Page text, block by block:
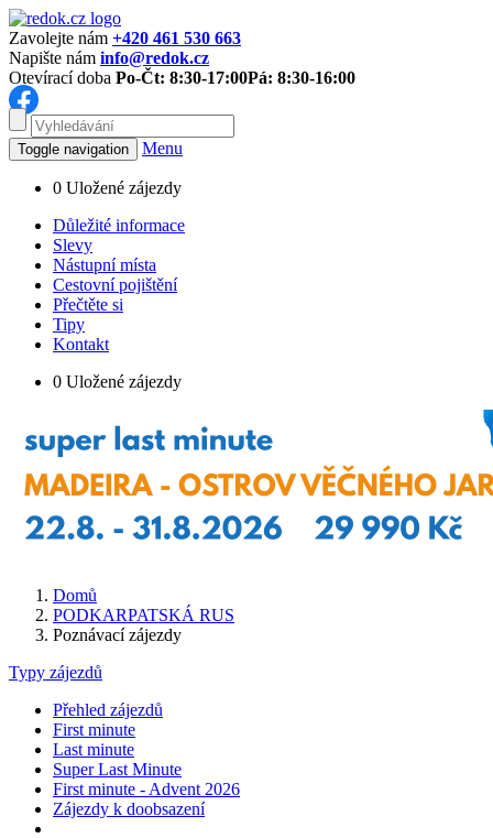
Zavolejte nám +420 461 530 663
Napište nám info@redok.cz
Otevírací doba Po-Čt: 8:30-17:00Pá: 8:30-16:00
Toggle navigation Menu
0 Uložené zájezdy
Důležité informace
Slevy
Nástupní místa
Cestovní pojištění
Přečtěte si
Tipy
Kontakt
0 Uložené zájezdy
Domů
PODKARPATSKÁ RUS
Poznávací zájezdy
Typy zájezdů
Přehled zájezdů
First minute
Last minute
Super Last Minute
First minute - Advent 2026
Zájezdy k doobsazení